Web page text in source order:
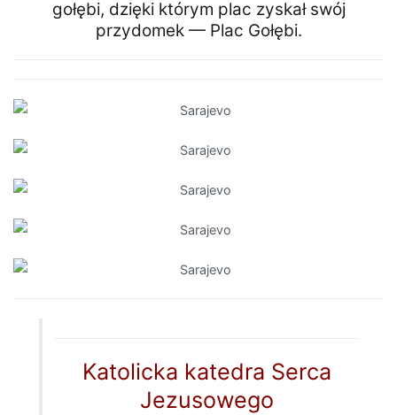
gołębi, dzięki którym plac zyskał swój
przydomek — Plac Gołębi.
Katolicka katedra Serca
Jezusowego